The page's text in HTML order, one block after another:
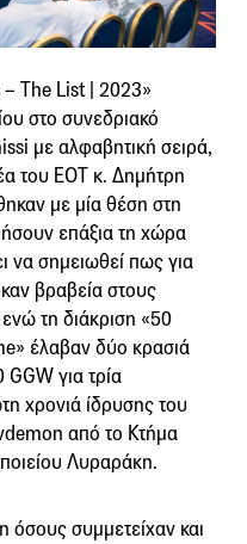
– The List | 2023»
στο συνεδριακό
με αλφαβητική σειρά,
του ΕΟΤ κ. Δημήτρη
με μία θέση στη
επάξια τη χώρα
να σημειωθεί πως για
βραβεία στους
τη διάκριση «50
έλαβαν δύο κρασιά
για τρία
χρονιά ίδρυσης του
από το Κτήμα
Λυραράκη.
συμμετείχαν και